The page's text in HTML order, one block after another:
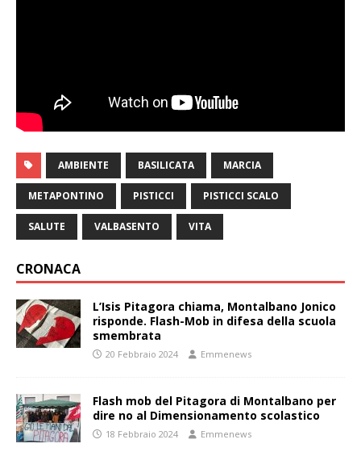
AMBIENTE BASILICATA MARCIA
METAPONTINO PISTICCI PISTICCI SCALO
SALUTE VALBASENTO VITA
CRONACA
L’Isis Pitagora chiama, Montalbano Jonico
risponde. Flash-Mob in difesa della scuola
smembrata
20 Febbraio 2024 Emmenews
Flash mob del Pitagora di Montalbano per
dire no al Dimensionamento scolastico
18 Febbraio 2024 Emmenews